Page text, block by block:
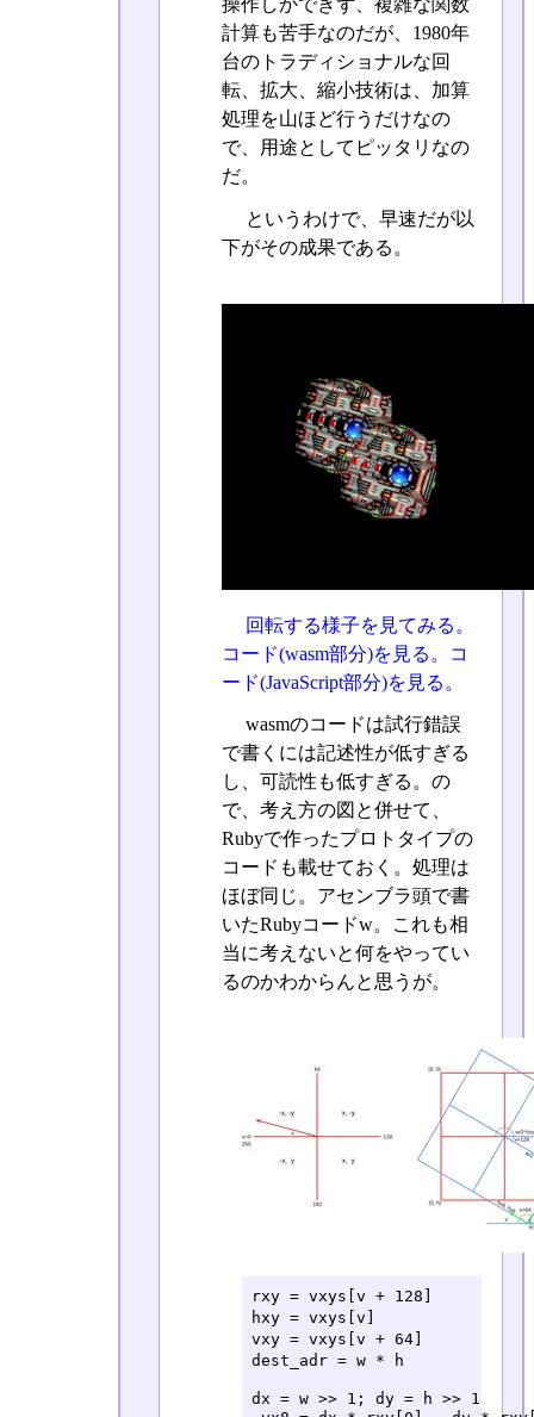
操作しかできず、複雑な関数
計算も苦手なのだが、1980年
台のトラディショナルな回
転、拡大、縮小技術は、加算
処理を山ほど行うだけなの
で、用途としてピッタリなの
だ。
というわけで、早速だが以
下がその成果である。
回転する様子を見てみる。
コード(wasm部分)を見る。
コ
ード(JavaScript部分)を見る。
wasmのコードは試行錯誤
で書くには記述性が低すぎる
し、可読性も低すぎる。の
で、考え方の図と併せて、
Rubyで作ったプロトタイプの
コードも載せておく。処理は
ほぼ同じ。アセンブラ頭で書
いたRubyコードw。これも相
当に考えないと何をやってい
るのかわからんと思うが。
rxy = vxys[v + 128]
hxy = vxys[v]
vxy = vxys[v + 64]
dest_adr = w * h
dx = w >> 1; dy = h >> 1